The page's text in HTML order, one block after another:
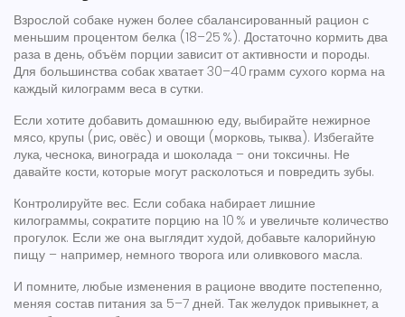
Взрослой собаке нужен более сбалансированный рацион с
меньшим процентом белка (18–25 %). Достаточно кормить два
раза в день, объём порции зависит от активности и породы.
Для большинства собак хватает 30–40 грамм сухого корма на
каждый килограмм веса в сутки.
Если хотите добавить домашнюю еду, выбирайте нежирное
мясо, крупы (рис, овёс) и овощи (морковь, тыква). Избегайте
лука, чеснока, винограда и шоколада – они токсичны. Не
давайте кости, которые могут расколоться и повредить зубы.
Контролируйте вес. Если собака набирает лишние
килограммы, сократите порцию на 10 % и увеличьте количество
прогулок. Если же она выглядит худой, добавьте калорийную
пищу – например, немного творога или оливкового масла.
И помните, любые изменения в рационе вводите постепенно,
меняя состав питания за 5–7 дней. Так желудок привыкнет, а